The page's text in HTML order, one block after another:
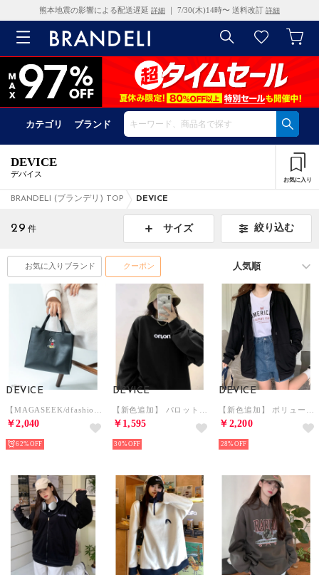
熊本地震の影響による配送遅延 詳細 ｜ 7/30(木)14時〜 送料改訂 詳細
カテゴリ ブランド
DEVICE
デバイス
お気に入り
BRANDELI (ブランデリ) TOP DEVICE
29 件 サイズ 絞り込む
お気に入りブランド クーポン
DEVICE
￥2,040
62%
DEVICE
￥1,595
30%
DEVICE
￥2,200
28%